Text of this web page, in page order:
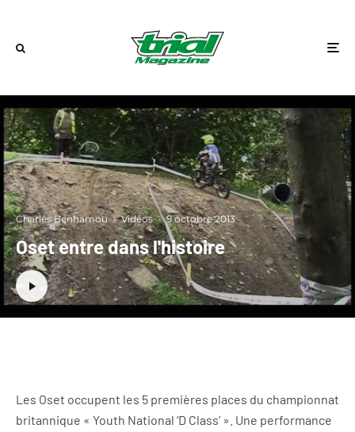
Charles Benhamou · Vidéos · 9 octobre 2013
Oset entre dans l'histoire
Les Oset occupent les 5 premières places du championnat
britannique « Youth National ‘D Class’ ». Une performance